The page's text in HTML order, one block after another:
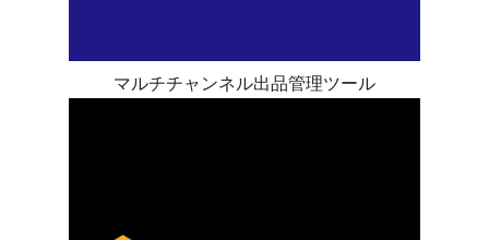
マルチチャンネル出品管理ツール